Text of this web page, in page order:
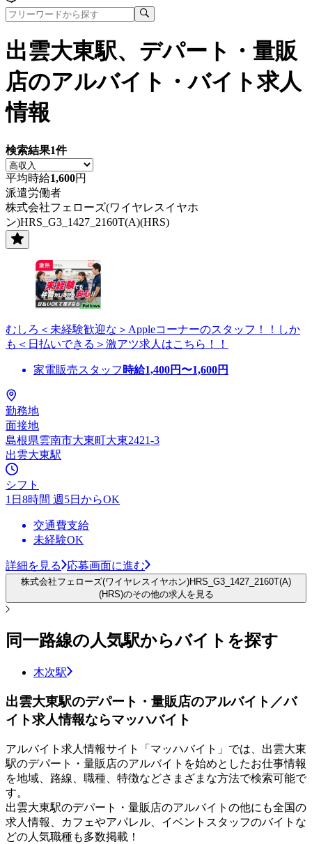
出雲大東駅、デパート・量販
店のアルバイト・バイト求人
情報
検索結果1件
平均時給1,600円
派遣労働者
株式会社フェローズ(ワイヤレスイヤホ
ン)HRS_G3_1427_2160T(A)(HRS)
むしろ＜未経験歓迎な＞Appleコーナーのスタッフ！！しか
も＜日払いできる＞激アツ求人はこちら！！
家電販売スタッフ 時給1,400円〜1,600円
勤務地
面接地
島根県雲南市大東町大東2421-3
出雲大東駅
シフト
1日8時間 週5日からOK
交通費支給
未経験OK
詳細を見る 応募画面に進む
株式会社フェローズ(ワイヤレスイヤホン)HRS_G3_1427_2160T(A)
(HRS)のその他の求人を見る
同一路線の人気駅からバイトを探す
木次駅
出雲大東駅のデパート・量販店のアルバイト／バ
イト求人情報ならマッハバイト
アルバイト求人情報サイト「マッハバイト」では、出雲大東
駅のデパート・量販店のアルバイトを始めとしたお仕事情報
を地域、路線、職種、特徴などさまざまな方法で検索可能で
す。
出雲大東駅のデパート・量販店のアルバイトの他にも全国の
求人情報、カフェやアパレル、イベントスタッフのバイトな
どの人気職種も多数掲載！